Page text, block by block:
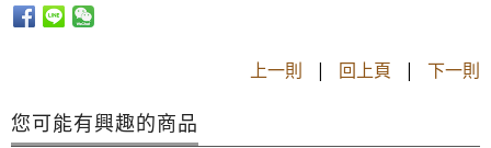
上一則 | 回上頁 | 下一則
您可能有興趣的商品